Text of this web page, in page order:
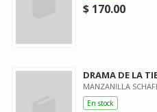
$ 170.00
DRAMA DE LA
MANZANILLA
En stock